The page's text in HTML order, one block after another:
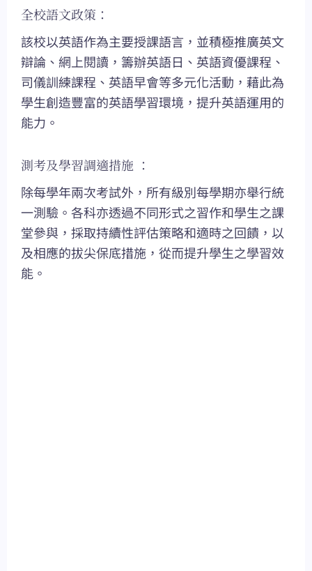
全校語文政策：
該校以英語作為主要授課語言，並積極推廣英文
辯論、網上閱讀，籌辦英語日、英語資優課程、
司儀訓練課程、英語早會等多元化活動，藉此為
學生創造豐富的英語學習環境，提升英語運用的
能力。
測考及學習調適措施 ：
除每學年兩次考試外，所有級別每學期亦舉行統
一測驗。各科亦透過不同形式之習作和學生之課
堂參與，採取持續性評估策略和適時之回饋，以
及相應的拔尖保底措施，從而提升學生之學習效
能。